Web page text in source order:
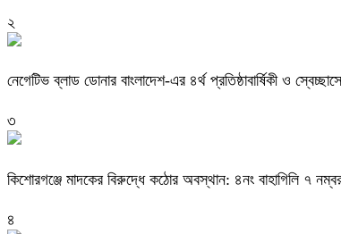
২
নেগেটিভ ব্লাড ডোনার বাংলাদেশ-এর ৪র্থ প্রতিষ্ঠাবার্ষিকী ও
৩
কিশোরগঞ্জে মাদকের বিরুদ্ধে কঠোর অবস্থান: ৪নং বাহাগিলি ৭
৪